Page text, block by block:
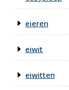
eieren
eiwit
eiwitten